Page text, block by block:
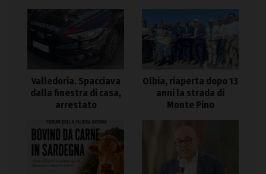
Valledoria. Spacciava
dalla finestra di casa,
arrestato
Olbia, riaperta dopo 13
anni la strada di
Monte Pino